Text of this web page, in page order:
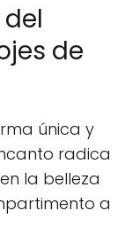
de
única y
radica
la belleza
a